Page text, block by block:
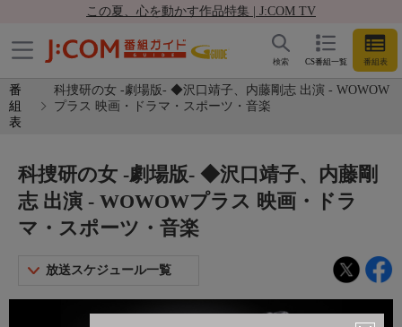
この夏、心を動かす作品特集 | J:COM TV
CS番組一覧 番組表
検索
番
組
表
科捜研の女 -劇場版- ◆沢口靖子、内藤剛志 出演 - WOWOW
プラス 映画・ドラマ・スポーツ・音楽
科捜研の女 -劇場版- ◆沢口靖子、内藤剛
志 出演 - WOWOWプラス 映画・ドラ
マ・スポーツ・音楽
放送スケジュール一覧